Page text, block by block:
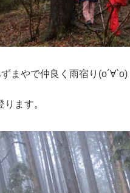
まやで仲良く雨宿り(о´∀`о)
ます。